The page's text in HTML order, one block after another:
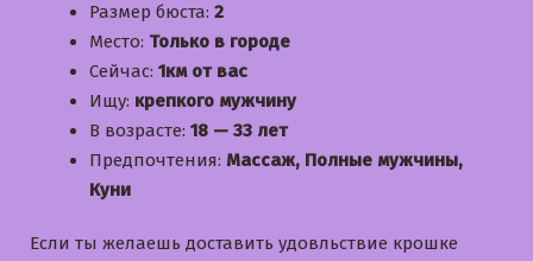
Размер бюста: 2
Место: Только в городе
Сейчас: 1км от вас
Ищу: крепкого мужчину
В возрасте: 18 — 33 лет
Предпочтения: Массаж, Полные мужчины,
Куни
Если ты желаешь доставить удовльствие крошке